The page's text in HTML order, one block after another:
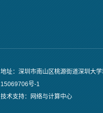
地址：深圳市南山区桃源街道深圳
15069706号-1
技术支持：网络与计算中心